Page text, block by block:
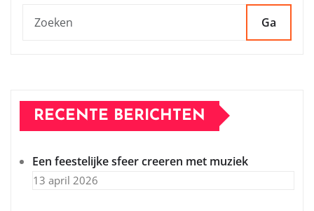
Ga
RECENTE BERICHTEN
Een feestelijke sfeer creeren met muziek
13 april 2026